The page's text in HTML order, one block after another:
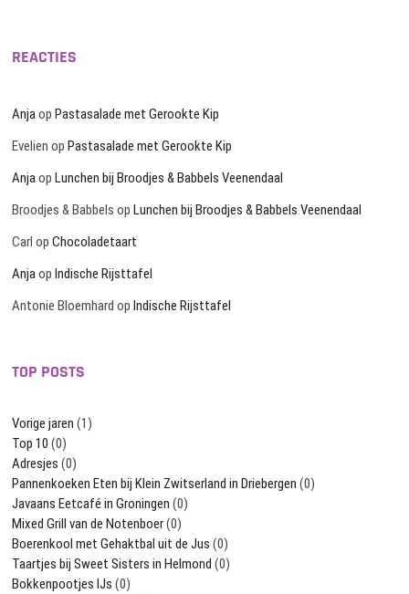
REACTIES
AnjaopPastasalade met Gerookte Kip
Evelien opPastasalade met Gerookte Kip
AnjaopLunchen bij Broodjes & Babbels Veenendaal
Broodjes & Babbels opLunchen bij Broodjes & Babbels Veenendaal
Carl opChocoladetaart
AnjaopIndische Rijsttafel
Antonie Bloemhard opIndische Rijsttafel
TOP POSTS
Vorige jaren (1)
Top 10 (0)
Adresjes (0)
Pannenkoeken Eten bij Klein Zwitserland in Driebergen (0)
Javaans Eetcafé in Groningen (0)
Mixed Grill van de Notenboer(0)
Boerenkool met Gehaktbal uit de Jus (0)
Taartjes bij Sweet Sisters in Helmond (0)
Bokkenpootjes IJs (0)